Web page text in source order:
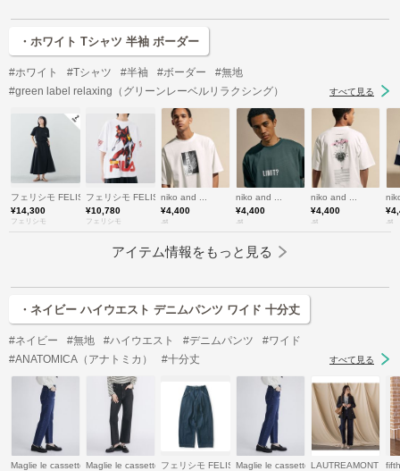
・ホワイト Tシャツ 半袖 ボーダー
#ホワイト #Tシャツ #半袖 #ボーダー
#無地
#green label relaxing（グリーンレーベルリラクシング）
すべて見る
フェリシモ FELISSIMO
¥14,300
フェリシモ
フェリシモ FELISSIMO
¥10,780
フェリシモ
niko and ...
¥4,400
.st
niko and ...
¥4,400
.st
niko and ...
¥4,400
.st .st
アイテム情報をもっと見る
・ネイビー ハイウエスト デニムパンツ ワイド 十分丈
#ネイビー #無地 #ハイウエスト #デニムパンツ
#ワイド
#ANATOMICA（アナトミカ）
#十分丈 すべて見る
Maglie le cassetto (Women)/マーリエ ル カセット
Maglie le cassetto (Women)/マーリエ ル カセット
フェリシモ FELISSIMOMaglie le cassetto L (Women/大きいサ
LAUTREAMONT
fifth